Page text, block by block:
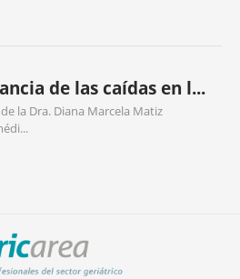
de las caídas en l...
la Dra. Diana Marcela Matiz